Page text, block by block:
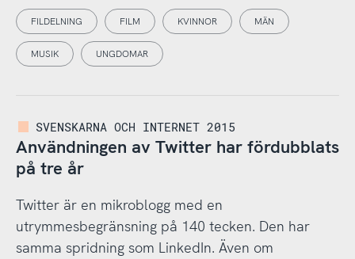
FILDELNING FILM KVINNOR MÄN
MUSIK UNGDOMAR
SVENSKARNA OCH INTERNET 2015
Användningen av Twitter har fördubblats
på tre år
Twitter är en mikroblogg med en
utrymmesbegränsning på 140 tecken. Den har
samma spridning som LinkedIn. Även om